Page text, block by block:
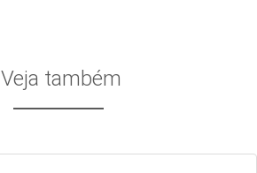
Veja também